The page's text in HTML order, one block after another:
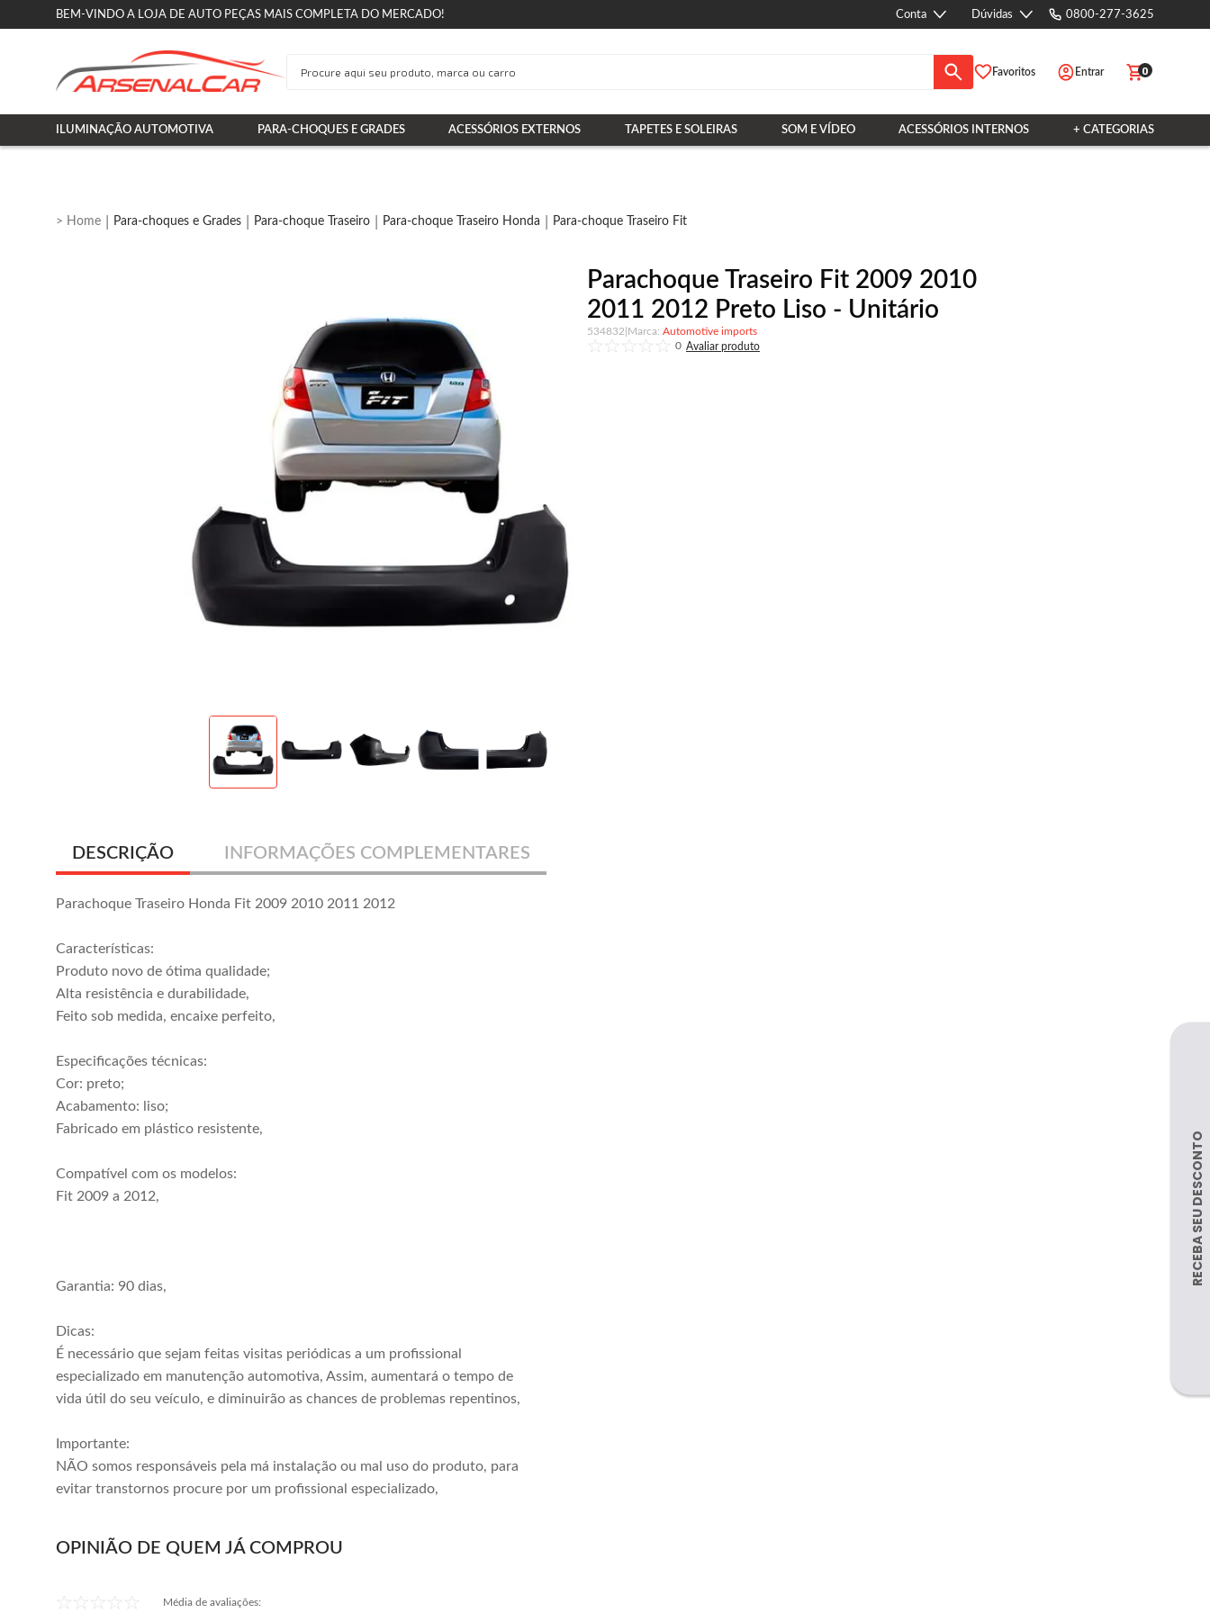
BEM-VINDO A LOJA DE AUTO PEÇAS MAIS COMPLETA DO MERCADO! Conta Dúvidas 0800-277-3625
Favoritos Entrar 0
ILUMINAÇÃO AUTOMOTIVA PARA-CHOQUES E GRADES ACESSÓRIOS EXTERNOS TAPETES E SOLEIRAS SOM E VÍDEO ACESSÓRIOS INTERNOS + CATEGORIAS
Para-choques e Grades Para-choque Traseiro Para-choque Traseiro Honda Para-choque Traseiro Fit
Parachoque Traseiro Fit 2009 2010
2011 2012 Preto Liso - Unitário
534832
Automotive imports
0
DESCRIÇÃO INFORMAÇÕES COMPLEMENTARES
Parachoque Traseiro Honda Fit 2009 2010 2011 2012
Características:
Produto novo de ótima qualidade;
Alta resistência e durabilidade,
Feito sob medida, encaixe perfeito,
Especificações técnicas:
Cor: preto;
Acabamento: liso;
Fabricado em plástico resistente,
Compatível com os modelos:
Fit 2009 a 2012,
Garantia: 90 dias,
Dicas:
É necessário que sejam feitas visitas periódicas a um profissional
especializado em manutenção automotiva, Assim, aumentará o tempo de
vida útil do seu veículo, e diminuirão as chances de problemas repentinos,
Importante:
NÃO somos responsáveis pela má instalação ou mal uso do produto, para
evitar transtornos procure por um profissional especializado,
OPINIÃO DE QUEM JÁ COMPROU
Média de avaliações: